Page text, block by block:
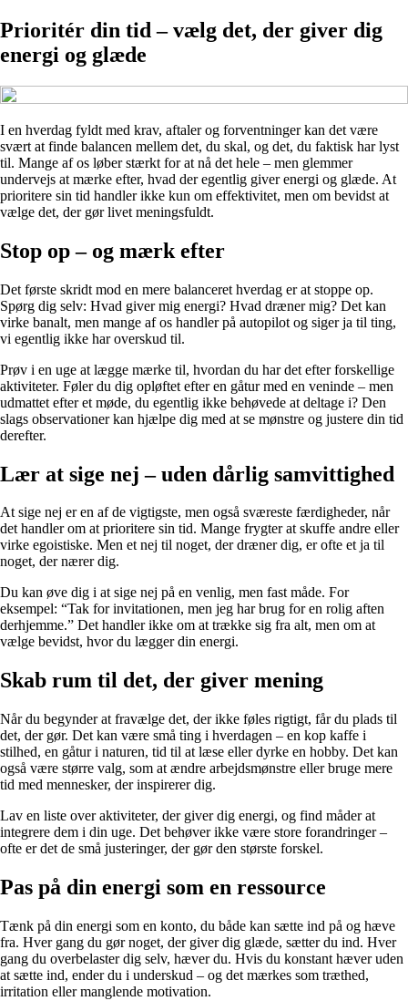
Prioritér din tid – vælg det, der giver dig
energi og glæde
I en hverdag fyldt med krav, aftaler og forventninger kan det være
svært at finde balancen mellem det, du skal, og det, du faktisk har lyst
til. Mange af os løber stærkt for at nå det hele – men glemmer
undervejs at mærke efter, hvad der egentlig giver energi og glæde. At
prioritere sin tid handler ikke kun om effektivitet, men om bevidst at
vælge det, der gør livet meningsfuldt.
Stop op – og mærk efter
Det første skridt mod en mere balanceret hverdag er at stoppe op.
Spørg dig selv: Hvad giver mig energi? Hvad dræner mig? Det kan
virke banalt, men mange af os handler på autopilot og siger ja til ting,
vi egentlig ikke har overskud til.
Prøv i en uge at lægge mærke til, hvordan du har det efter forskellige
aktiviteter. Føler du dig opløftet efter en gåtur med en veninde – men
udmattet efter et møde, du egentlig ikke behøvede at deltage i? Den
slags observationer kan hjælpe dig med at se mønstre og justere din tid
derefter.
Lær at sige nej – uden dårlig samvittighed
At sige nej er en af de vigtigste, men også sværeste færdigheder, når
det handler om at prioritere sin tid. Mange frygter at skuffe andre eller
virke egoistiske. Men et nej til noget, der dræner dig, er ofte et ja til
noget, der nærer dig.
Du kan øve dig i at sige nej på en venlig, men fast måde. For
eksempel: “Tak for invitationen, men jeg har brug for en rolig aften
derhjemme.” Det handler ikke om at trække sig fra alt, men om at
vælge bevidst, hvor du lægger din energi.
Skab rum til det, der giver mening
Når du begynder at fravælge det, der ikke føles rigtigt, får du plads til
det, der gør. Det kan være små ting i hverdagen – en kop kaffe i
stilhed, en gåtur i naturen, tid til at læse eller dyrke en hobby. Det kan
også være større valg, som at ændre arbejdsmønstre eller bruge mere
tid med mennesker, der inspirerer dig.
Lav en liste over aktiviteter, der giver dig energi, og find måder at
integrere dem i din uge. Det behøver ikke være store forandringer –
ofte er det de små justeringer, der gør den største forskel.
Pas på din energi som en ressource
Tænk på din energi som en konto, du både kan sætte ind på og hæve
fra. Hver gang du gør noget, der giver dig glæde, sætter du ind. Hver
gang du overbelaster dig selv, hæver du. Hvis du konstant hæver uden
at sætte ind, ender du i underskud – og det mærkes som træthed,
irritation eller manglende motivation.